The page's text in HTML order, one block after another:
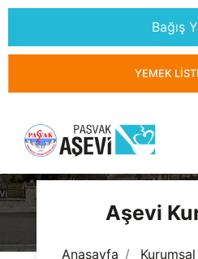
Bağış
YEMEK
Aşevi
Anasayfa Kurumsal